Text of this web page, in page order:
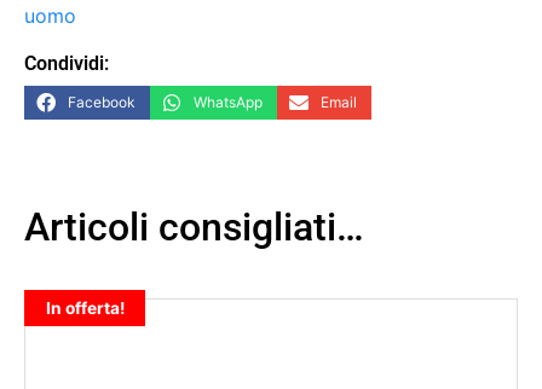
uomo
Condividi:
Facebook WhatsApp Email
Articoli consigliati…
In offerta!